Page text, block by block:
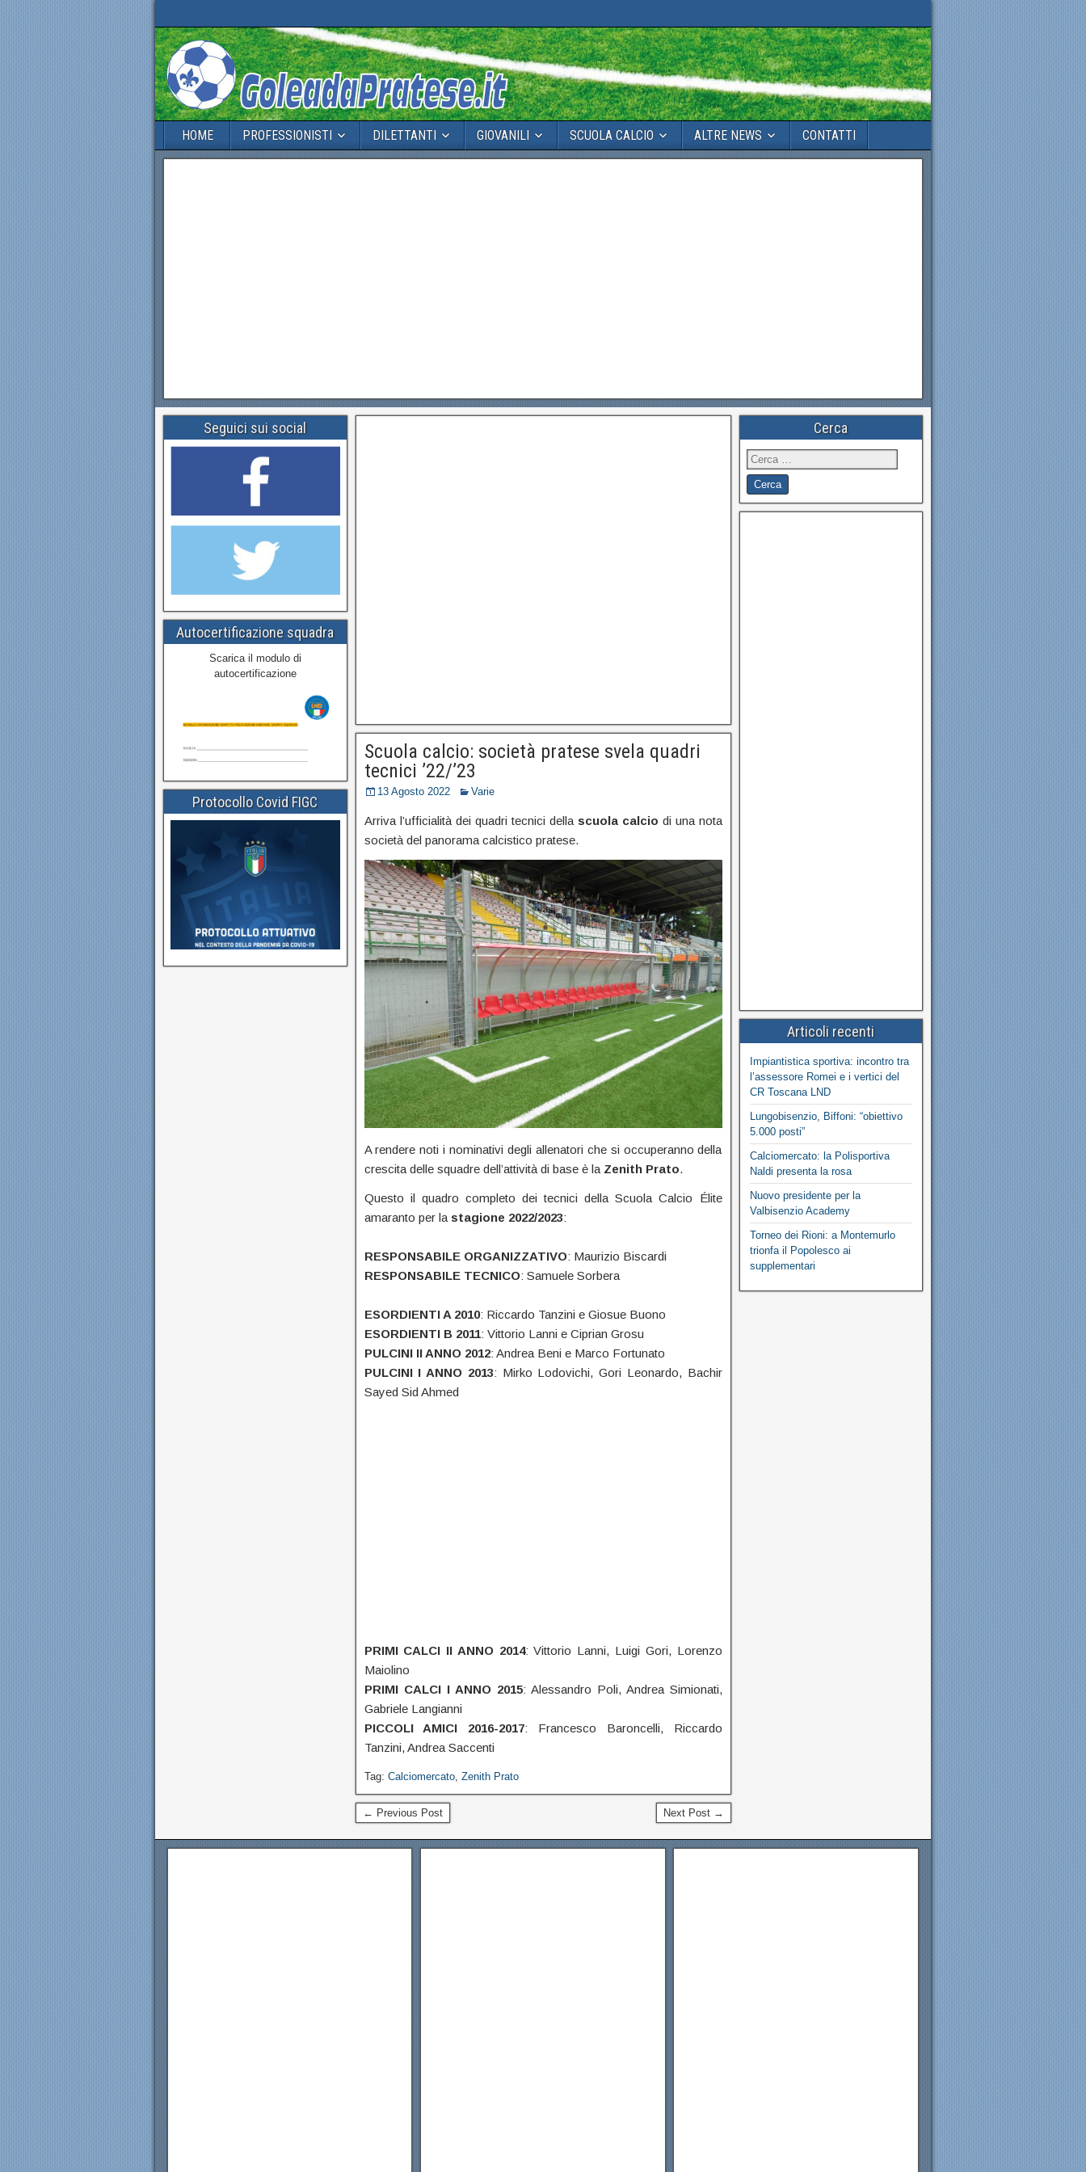
HOME PROFESSIONISTI DILETTANTI GIOVANILI SCUOLA CALCIO ALTRE NEWS CONTATTI
Scuola calcio: società pratese svela quadri
tecnici ’22/’23
13 Agosto 2022 Varie
Arriva l’ufficialità dei quadri tecnici della scuola calcio di una nota
società del panorama calcistico pratese.
A rendere noti i nominativi degli allenatori che si occuperanno della
crescita delle squadre dell’attività di base è la Zenith Prato.
Questo il quadro completo dei tecnici della Scuola Calcio Élite
amaranto per la stagione 2022/2023:
RESPONSABILE ORGANIZZATIVO: Maurizio Biscardi
RESPONSABILE TECNICO: Samuele Sorbera
ESORDIENTI A 2010: Riccardo Tanzini e Giosue Buono
ESORDIENTI B 2011: Vittorio Lanni e Ciprian Grosu
PULCINI II ANNO 2012: Andrea Beni e Marco Fortunato
PULCINI I ANNO 2013: Mirko Lodovichi, Gori Leonardo, Bachir
Sayed Sid Ahmed
PRIMI CALCI II ANNO 2014: Vittorio Lanni, Luigi Gori, Lorenzo
Maiolino
PRIMI CALCI I ANNO 2015: Alessandro Poli, Andrea Simionati,
Gabriele Langianni
PICCOLI AMICI 2016-2017: Francesco Baroncelli, Riccardo
Tanzini, Andrea Saccenti
Tag: Calciomercato, Zenith Prato
← Previous Post Next Post →
Seguici sui social
Autocertificazione squadra
Scarica il modulo di
autocertificazione
Protocollo Covid FIGC
Cerca
Articoli recenti
Impiantistica sportiva: incontro tra
l’assessore Romei e i vertici del
CR Toscana LND
Lungobisenzio, Biffoni: “obiettivo
5.000 posti”
Calciomercato: la Polisportiva
Naldi presenta la rosa
Nuovo presidente per la
Valbisenzio Academy
Torneo dei Rioni: a Montemurlo
trionfa il Popolesco ai
supplementari